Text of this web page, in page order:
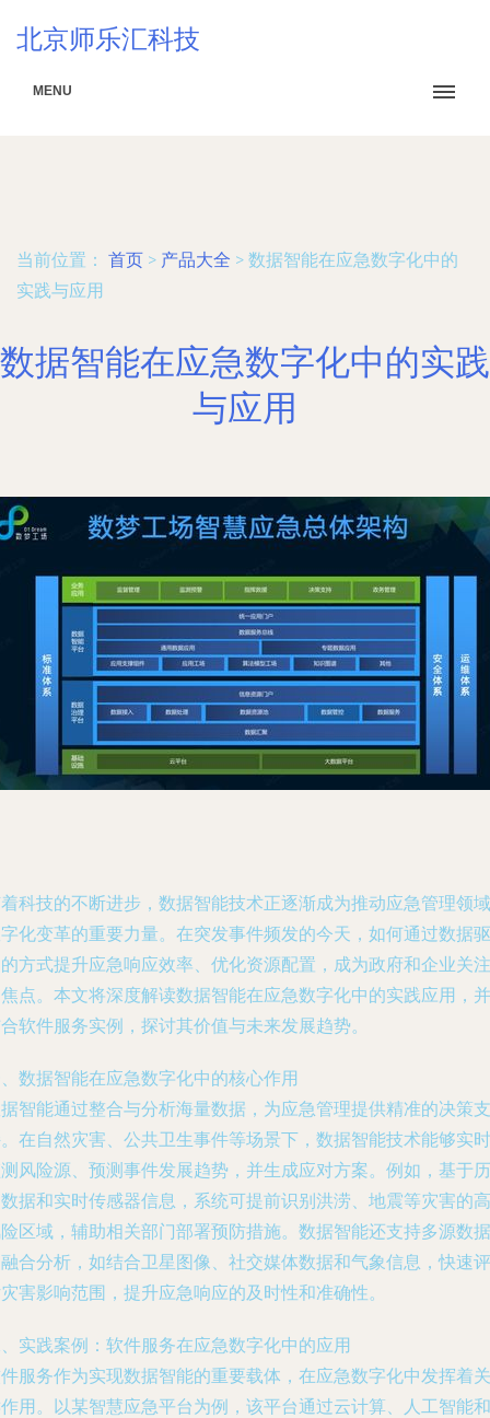
北京师乐汇科技
MENU
当前位置： 首页 > 产品大全 > 数据智能在应急数字化中的
实践与应用
数据智能在应急数字化中的实践
与应用
科技的不断进步，数据智能技术正逐渐成为推动应急管理领域
化变革的重要力量。在突发事件频发的今天，如何通过数据驱
方式提升应急响应效率、优化资源配置，成为政府和企业关注
点。本文将深度解读数据智能在应急数字化中的实践应用，并
软件服务实例，探讨其价值与未来发展趋势。
数据智能在应急数字化中的核心作用
智能通过整合与分析海量数据，为应急管理提供精准的决策支
在自然灾害、公共卫生事件等场景下，数据智能技术能够实时
风险源、预测事件发展趋势，并生成应对方案。例如，基于历
据和实时传感器信息，系统可提前识别洪涝、地震等灾害的高
区域，辅助相关部门部署预防措施。数据智能还支持多源数据
合分析，如结合卫星图像、社交媒体数据和气象信息，快速评
害影响范围，提升应急响应的及时性和准确性。
实践案例：软件服务在应急数字化中的应用
服务作为实现数据智能的重要载体，在应急数字化中发挥着关
用。以某智慧应急平台为例，该平台通过云计算、人工智能和